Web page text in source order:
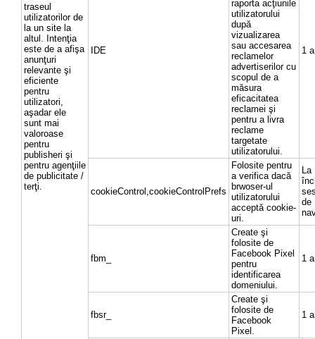
traseul
utilizatorilor de
la un site la
altul. Intenţia
este de a afişa
anunţuri
relevante şi
eficiente
pentru
utilizatori,
aşadar ele
sunt mai
valoroase
pentru
publisheri şi
pentru agenţiile
de publicitate /
terţi.
IDE
raporta acţiunile
utilizatorului
după
vizualizarea
sau accesarea
reclamelor
advertiserilor cu
scopul de a
măsura
eficacitatea
reclamei şi
pentru a livra
reclame
targetate
utilizatorului.
1
cookieControl,cookieControlPrefs
Folosite pentru
a verifica dacă
brwoser-ul
utilizatorului
acceptă cookie-
uri.
La
de
fbm_
Create şi
folosite de
Facebook Pixel
pentru
identificarea
domeniului.
1
fbsr_
Create şi
folosite de
Facebook
Pixel.
1